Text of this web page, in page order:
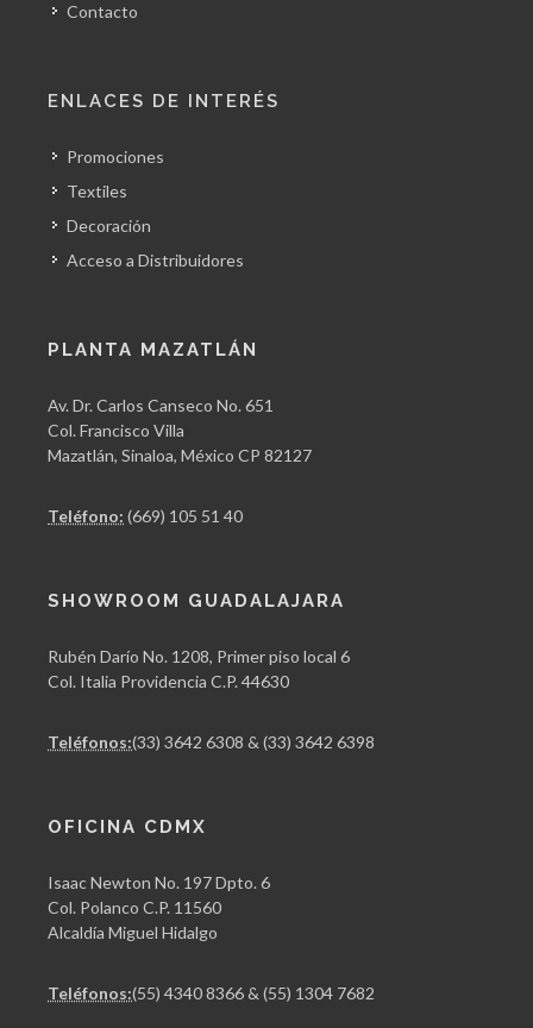
Contacto
ENLACES DE INTERÉS
Promociones
Textiles
Decoración
Acceso a Distribuidores
PLANTA MAZATLÁN
Av. Dr. Carlos Canseco No. 651
Col. Francisco Villa
Mazatlán, Sinaloa, México CP 82127
Teléfono: (669) 105 51 40
SHOWROOM GUADALAJARA
Rubén Darío No. 1208, Primer piso local 6
Col. Italia Providencia C.P. 44630
Teléfonos:(33) 3642 6308 & (33) 3642 6398
OFICINA CDMX
Isaac Newton No. 197 Dpto. 6
Col. Polanco C.P. 11560
Alcaldía Miguel Hidalgo
Teléfonos:(55) 4340 8366 & (55) 1304 7682